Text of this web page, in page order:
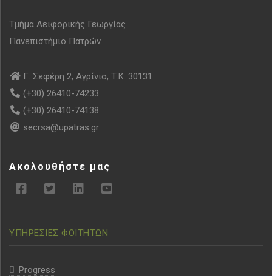
Τμήμα Αειφορικής Γεωργίας
Πανεπιστήμιο Πατρών
Γ. Σεφέρη 2, Αγρίνιο, Τ.Κ. 30131
(+30) 26410-74233
(+30) 26410-74138
secrsa@upatras.gr
Ακολουθήστε μας
ΥΠΗΡΕΣΙΕΣ ΦΟΙΤΗΤΩΝ
Progress